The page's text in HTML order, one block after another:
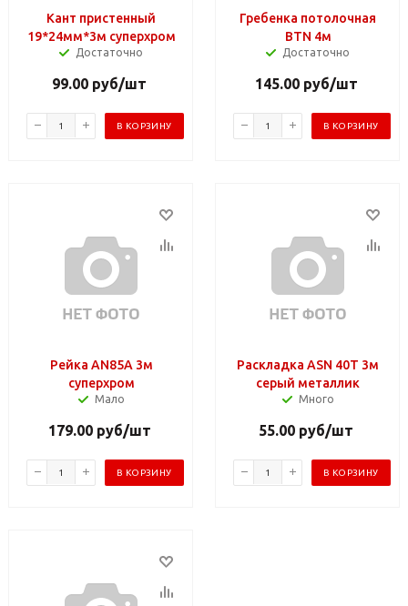
Кант пристенный
19*24мм*3м суперхром
Достаточно
99.00 руб/шт
В КОРЗИНУ
Гребенка потолочная
BTN 4м
Достаточно
145.00руб/шт
В КОРЗИНУ
Рейка AN85А 3м
суперхром
Мало
179.00руб/шт
В КОРЗИНУ
Раскладка АSN 40Т 3м
серый металлик
Много
55.00 руб/шт
В КОРЗИНУ